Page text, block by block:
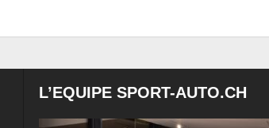
L’EQUIPE SPORT-AUTO.CH